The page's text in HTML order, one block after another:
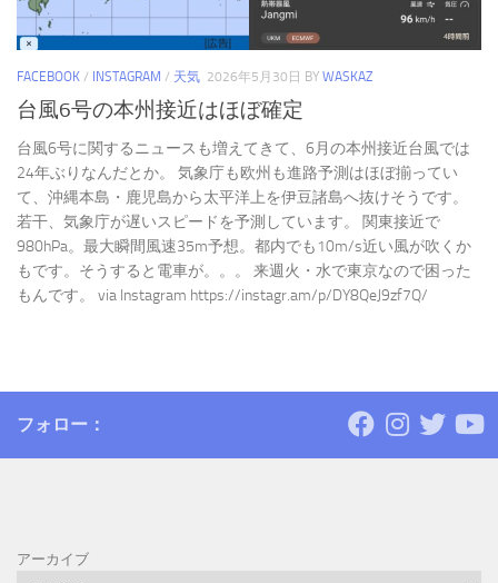
FACEBOOK / INSTAGRAM / 天気 2026年5月30日 BY WASKAZ
台風6号の本州接近はほぼ確定
台風6号に関するニュースも増えてきて、6月の本州接近台風では
24年ぶりなんだとか。 気象庁も欧州も進路予測はほぼ揃ってい
て、沖縄本島・鹿児島から太平洋上を伊豆諸島へ抜けそうです。
若干、気象庁が遅いスピードを予測しています。 関東接近で
980hPa。最大瞬間風速35m予想。都内でも10m/s近い風が吹くか
もです。そうすると電車が。。。 来週火・水で東京なので困った
もんです。 via Instagram https://instagr.am/p/DY8QeJ9zf7Q/
フォロー：
アーカイブ